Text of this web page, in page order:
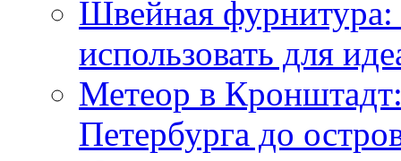
Швейная фурнитура:
использовать для
Метеор в
Петербурга до